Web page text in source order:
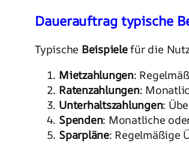
Dauerauftrag typische
Typische Beispielefür die
Mietzahlungen:
Ratenzahlungen:
Unterhaltszahlungen:
Spenden: Monatliche
Sparpläne: Regelmäßige